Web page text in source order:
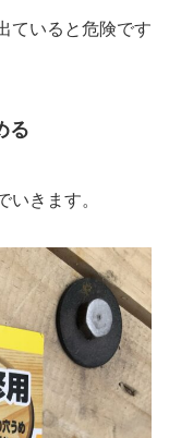
ていると危険です
る
いきます。